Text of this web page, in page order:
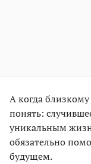
А когда
понять:
уникальным
обязательно
будущем.